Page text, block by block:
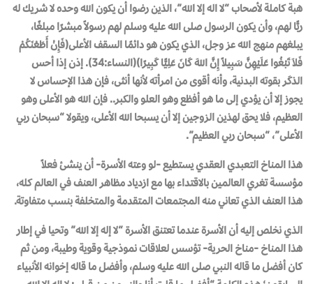
هبة كاملة لأصحاب “لا اله إلا الله”، الذين رضوا أن يكون الله وحده لا شريك له
ربًّا لهم، وأن يكون الرسول صلى الله عليه وسلم لهم رسولاً مبشرًا مبلغًا،
يبلغهم منهج الله عز وجل، الذي يكون هو دائمًا السقف الأعلى(فَإِنْ أَطَعْنَكُمْ
فَلاَ تَبْغُوا عَلَيْهِنَّ سَبِيلاً إِنَّ اللهَ كَانَ عَلِيًّا كَبِيرًا)(النساء:34). إذن إذا أحس
الذكَر بقوته البدنية، وأنه أقوى من امرأته لأنها أنثى، فإن هذا الإحساس لا
يجوز إلا أن يؤدي إلى ما هو أفظع وهو العلو والكبر.. فإن الله هو الأعلى وهو
العظيم، فلا يحق لهذين الزوجين إلا أن يسبحا الله الأعلى، ويقولا “سبحان ربي
الأعلى”، “سبحان ربي العظيم”.
هذا المناخ التعبدي العقدي يستطيع -لو وعته الأسرة- أن ينشئ فعلاً
مؤسسة تغري العالمين بالاقتداء بها مع ازدياد مظاهر العنف في العالم كله،
هذا العنف الذي تعاني منه المجتمعات المتقدمة والمتخلفة بنسب متفاوتة.
الذي نخلص إليه أن الأسرة عندما تعتنق الأسرة “لا إله إلا الله” وتحيا في إطار
هذا المناخ -مناخ الحرية- تؤسس لعلاقات نموذجية وقوية وطيبة، ومن ثم
كان أفضل ما قاله النبي صلى الله عليه وسلم، وأفضل ما قاله إخوانه الأنبياء